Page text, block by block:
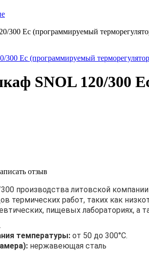
Ec (программируемый
SNOL 120/300
отзыв
производства литовской компании
термических работ, таких как
пищевых лабораториях, а
температуры: от 50 до 300°C.
нержавеющая сталь